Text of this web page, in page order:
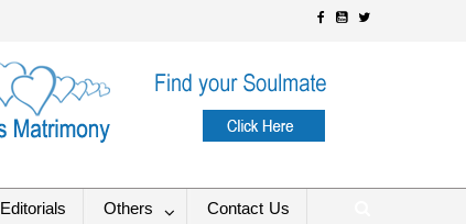
Editorials Others Contact Us